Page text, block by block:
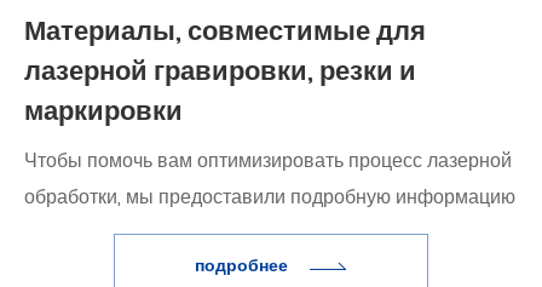
Материалы, совместимые для
лазерной гравировки, резки и
маркировки
Чтобы помочь вам оптимизировать процесс лазерной
обработки, мы предоставили подробную информацию
о соответствующих материалах и характеристиках
лазера. Обладая этой информацией, вы легко
подробнее